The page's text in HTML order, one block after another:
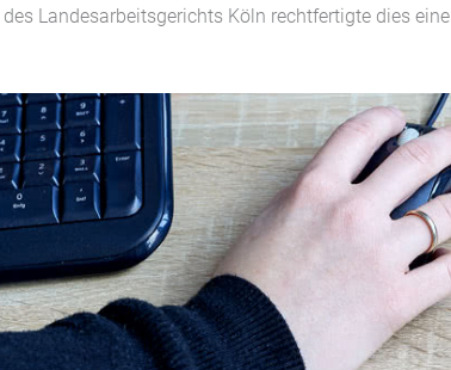
Landesarbeitsgerichts Köln rechtfertigte dies eine